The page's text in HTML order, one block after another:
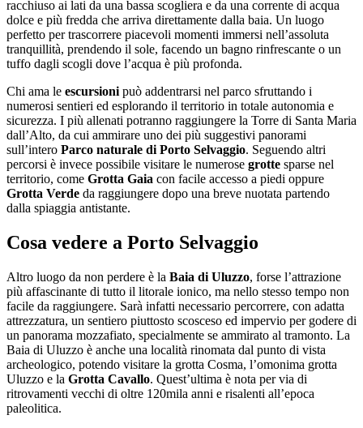
racchiuso ai lati da una bassa scogliera e da una corrente di acqua
dolce e più fredda che arriva direttamente dalla baia. Un luogo
perfetto per trascorrere piacevoli momenti immersi nell’assoluta
tranquillità, prendendo il sole, facendo un bagno rinfrescante o un
tuffo dagli scogli dove l’acqua è più profonda.
Chi ama le escursioni può addentrarsi nel parco sfruttando i
numerosi sentieri ed esplorando il territorio in totale autonomia e
sicurezza. I più allenati potranno raggiungere la Torre di Santa Maria
dall’Alto, da cui ammirare uno dei più suggestivi panorami
sull’intero Parco naturale di Porto Selvaggio. Seguendo altri
percorsi è invece possibile visitare le numerose grotte sparse nel
territorio, come Grotta Gaia con facile accesso a piedi oppure
Grotta Verde da raggiungere dopo una breve nuotata partendo
dalla spiaggia antistante.
Cosa vedere a Porto Selvaggio
Altro luogo da non perdere è la Baia di Uluzzo, forse l’attrazione
più affascinante di tutto il litorale ionico, ma nello stesso tempo non
facile da raggiungere. Sarà infatti necessario percorrere, con adatta
attrezzatura, un sentiero piuttosto scosceso ed impervio per godere di
un panorama mozzafiato, specialmente se ammirato al tramonto. La
Baia di Uluzzo è anche una località rinomata dal punto di vista
archeologico, potendo visitare la grotta Cosma, l’omonima grotta
Uluzzo e la Grotta Cavallo. Quest’ultima è nota per via di
ritrovamenti vecchi di oltre 120mila anni e risalenti all’epoca
paleolitica.